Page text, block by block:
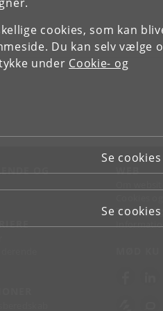
cookies, som kan
Du kan selv vælge
under Cookie- og
Se cookies
Se cookies
OG
WEB